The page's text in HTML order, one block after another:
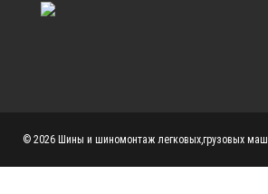
© 2026 Шины и шиномонтаж легковых,грузовых